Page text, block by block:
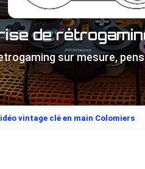
de
sur mesure,
vintage clé en main Colomiers